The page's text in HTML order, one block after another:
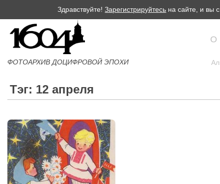
Здравствуйте!Зарегистрируйтесь на сайте, и вы
ФОТОАРХИВ ДОЦИФРОВОЙ ЭПОХИ
О
Тэг: 12 апреля